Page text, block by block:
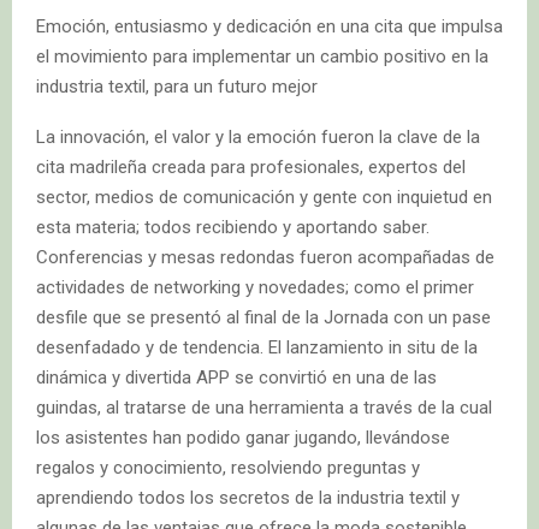
Emoción, entusiasmo y dedicación en una cita que impulsa
el movimiento para implementar un cambio positivo en la
industria textil, para un futuro mejor
La innovación, el valor y la emoción fueron la clave de la
cita madrileña creada para profesionales, expertos del
sector, medios de comunicación y gente con inquietud en
esta materia; todos recibiendo y aportando saber.
Conferencias y mesas redondas fueron acompañadas de
actividades de networking y novedades; como el primer
desfile que se presentó al final de la Jornada con un pase
desenfadado y de tendencia. El lanzamiento in situ de la
dinámica y divertida APP se convirtió en una de las
guindas, al tratarse de una herramienta a través de la cual
los asistentes han podido ganar jugando, llevándose
regalos y conocimiento, resolviendo preguntas y
aprendiendo todos los secretos de la industria textil y